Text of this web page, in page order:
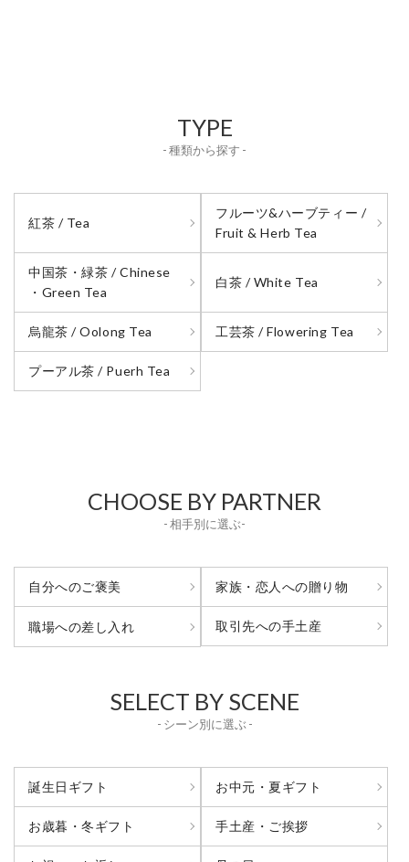
TYPE
- 種類から探す -
紅茶 / Tea
フルーツ&ハーブティー /
Fruit & Herb Tea
中国茶・緑茶 / Chinese
・Green Tea
白茶 / White Tea
烏龍茶 / Oolong Tea 工芸茶 / Flowering Tea
プーアル茶 / Puerh Tea
CHOOSE BY PARTNER
- 相手別に選ぶ-
自分へのご褒美 家族・恋人への贈り物
職場への差し入れ 取引先への手土産
SELECT BY SCENE
- シーン別に選ぶ -
誕生日ギフト お中元・夏ギフト
お歳暮・冬ギフト 手土産・ご挨拶